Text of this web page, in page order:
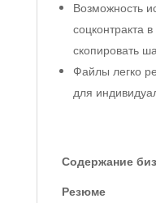
Возможность
соцконтракта
скопировать
Файлы легко
для
Содержание
Резюме